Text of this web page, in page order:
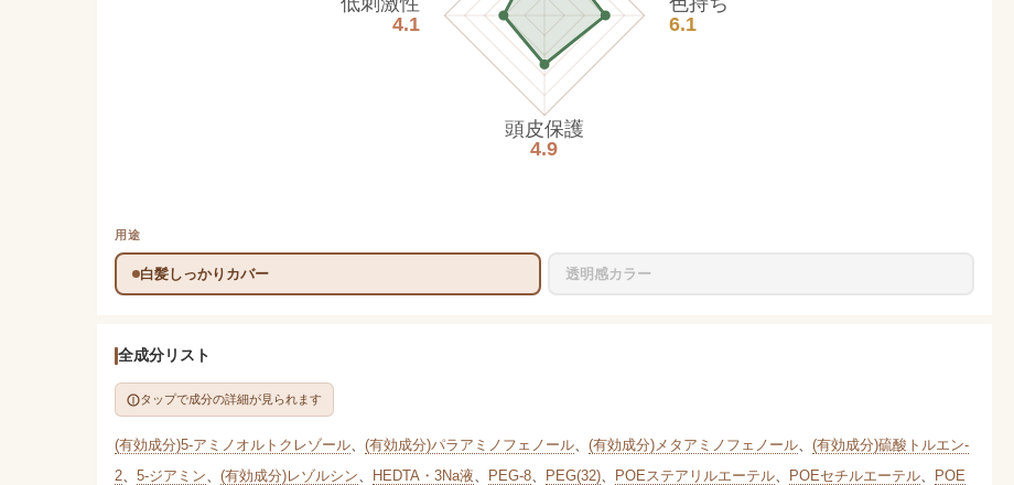
6.1
頭皮保護
4.9
4.1
用途
白髪しっかりカバー 透明感カラー
全成分リスト
タップで成分の詳細が見られます
(有効成分)5-アミノオルトクレゾール、 (有効成分)パラアミノフェノール、 (有効成分)メタアミノフェノール、 (有効成分)硫酸トルエン-
2、 5-ジアミン、 (有効成分)レゾルシン、 HEDTA・3Na液、 PEG-8、 PEG(32)、 POEステアリルエーテル、 POEセチルエーテル、
POE